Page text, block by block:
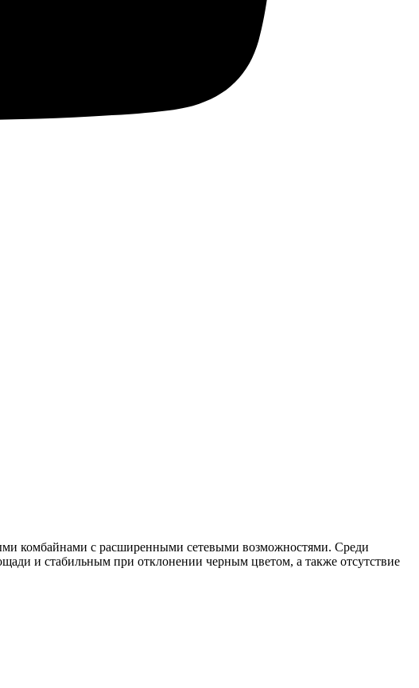
комбайнами с расширенными сетевыми возможностями. Среди
и стабильным при отклонении черным цветом, а также отсутствие